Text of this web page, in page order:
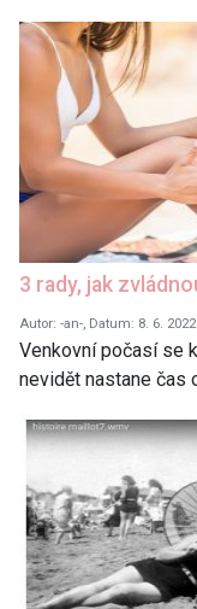
3 rady, jak
Autor: -an-, Datum: 8. 6.
Venkovní počasí se
nevidět nastane čas